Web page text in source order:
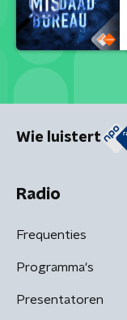
Wie luistert
Radio
Frequenties
Programma's
Presentatoren